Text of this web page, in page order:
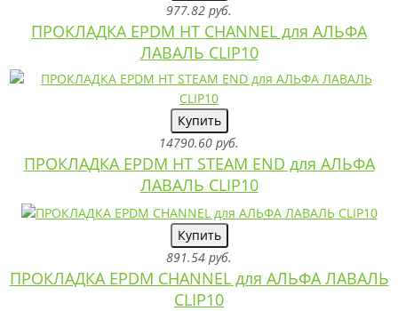
977.82 руб.
ПРОКЛАДКА EPDM HT CHANNEL для АЛЬФА
ЛАВАЛЬ CLIP10
Купить
14790.60 руб.
ПРОКЛАДКА EPDM HT STEAM END для АЛЬФА
ЛАВАЛЬ CLIP10
Купить
891.54 руб.
ПРОКЛАДКА EPDM CHANNEL для АЛЬФА ЛАВАЛЬ
CLIP10